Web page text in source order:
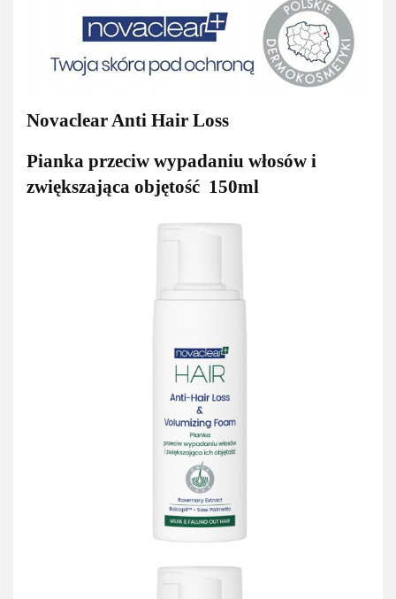
Novaclear Anti Hair Loss
Pianka przeciw wypadaniu włosów i
zwiększająca objętość 150ml